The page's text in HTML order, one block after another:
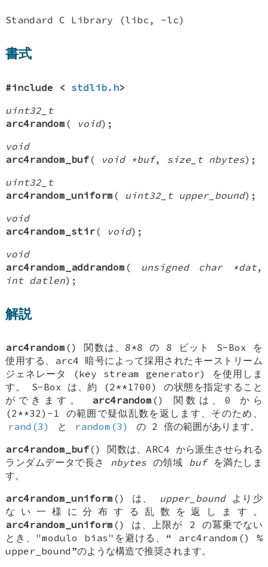
Standard C Library (libc, -lc)
書式
#include < stdlib.h>
uint32_t
arc4random ( void);
void
arc4random_buf( void *buf, size_t nbytes);
uint32_t
arc4random_uniform ( uint32_t upper_bound);
void
arc4random_stir( void);
void
arc4random_addrandom ( unsigned char *dat,
int datlen);
解説
arc4random () 関数は、8*8 の 8 ビット S-Box を
使用する、arc4 暗号によって採用されたキーストリーム
ジェネレータ (key stream generator) を使用しま
す。 S-Box は、約 (2**1700) の状態を指定すること
ができます。 arc4random () 関数は、0 から
(2**32)−1 の範囲で疑似乱数を返します、そのため、
rand(3)
と random(3)
の 2 倍の範囲があります。
arc4random_buf() 関数は、ARC4 から派生させられる
ランダムデータで長さ nbytes の領域 bufを満たしま
す。
arc4random_uniform () は、 upper_boundより少
ない一様に分布する乱数を返します。
arc4random_uniform () は、上限が 2 の冪乗でない
とき、"modulo bias"を避ける、“ arc4random() %
upper_bound ”のような構造で推奨されます。